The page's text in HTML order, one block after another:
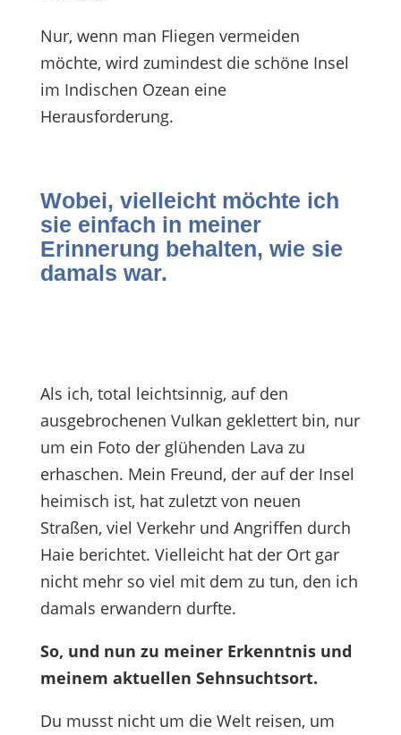
Nur, wenn man Fliegen vermeiden
möchte, wird zumindest die schöne Insel
im Indischen Ozean eine
Herausforderung.
Wobei, vielleicht möchte ich
sie einfach in meiner
Erinnerung behalten, wie sie
damals war.
Als ich, total leichtsinnig, auf den
ausgebrochenen Vulkan geklettert bin, nur
um ein Foto der glühenden Lava zu
erhaschen. Mein Freund, der auf der Insel
heimisch ist, hat zuletzt von neuen
Straßen, viel Verkehr und Angriffen durch
Haie berichtet. Vielleicht hat der Ort gar
nicht mehr so viel mit dem zu tun, den ich
damals erwandern durfte.
So, und nun zu meiner Erkenntnis und
meinem aktuellen Sehnsuchtsort.
Du musst nicht um die Welt reisen, um